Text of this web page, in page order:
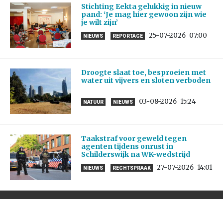
Stichting Eekta gelukkig in nieuw
pand: ‘Je mag hier gewoon zijn wie
je wilt zijn’
NIEUWS REPORTAGE 25-07-2026 07:00
Droogte slaat toe, besproeien met
water uit vijvers en sloten verboden
NATUUR NIEUWS 03-08-2026 15:24
Taakstraf voor geweld tegen
agenten tijdens onrust in
Schilderswijk na WK-wedstrijd
NIEUWS RECHTSPRAAK 27-07-2026 14:01